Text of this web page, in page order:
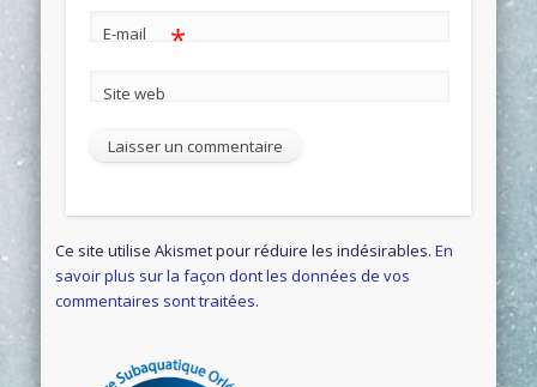
E-mail *
Site web
Ce site utilise Akismet pour réduire les indésirables.En
savoir plus sur la façon dont les données de vos
commentaires sont traitées.